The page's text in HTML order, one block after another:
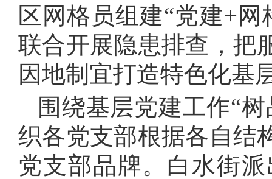
区网格员组建“党建+ 网
联合开展隐患排查，把
因地制宜打造特色化基
围绕基层党建工作“
织各党支部根据各自结
党支部品牌。白水街